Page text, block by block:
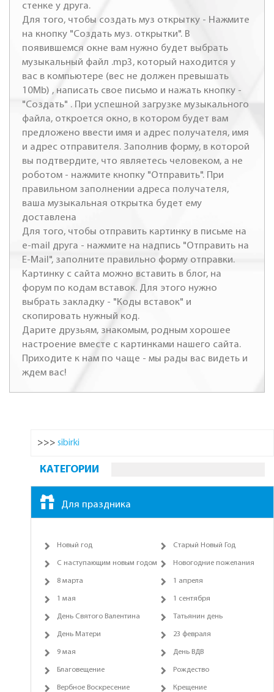
стенке у друга.
Для того, чтобы создать муз открытку - Нажмите
на кнопку "Создать муз. открытки". В
появившемся окне вам нужно будет выбрать
музыкальный файл .mp3, который находится у
вас в компьютере (вес не должен превышать
10Mb) , написать свое письмо и нажать кнопку -
"Создать" . При успешной загрузке музыкального
файла, откроется окно, в котором будет вам
предложено ввести имя и адрес получателя, имя
и адрес отправителя. Заполнив форму, в которой
вы подтвердите, что являетесь человеком, а не
роботом - нажмите кнопку "Отправить". При
правильном заполнении адреса получателя,
ваша музыкальная открытка будет ему
доставлена
Для того, чтобы отправить картинку в письме на
e-mail друга - нажмите на надпись "Отправить на
E-Mail", заполните правильно форму отправки.
Картинку с сайта можно вставить в блог, на
форум по кодам вставок. Для этого нужно
выбрать закладку - "Коды вставок" и
скопировать нужный код.
Дарите друзьям, знакомым, родным хорошее
настроение вместе с картинками нашего сайта.
Приходите к нам по чаще - мы рады вас видеть и
ждем вас!
>>> sibirki
КАТЕГОРИИ
Для праздника
Новый год Старый Новый Год
С наступающим новым годом Новогодние пожелания
8 марта 1 апреля
1 мая 1 сентября
День Святого Валентина Татьянин день
День Матери 23 февраля
9 мая День ВДВ
Благовещение Рождество
Вербное Воскресение Крещение